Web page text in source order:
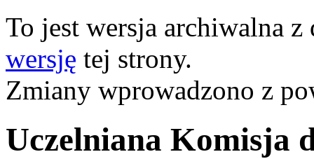
To jest wersja archiwalna
wersję tej strony.
Zmiany wprowadzono z
Uczelniana Komisja